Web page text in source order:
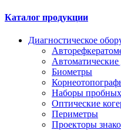
Каталог продукции
Диагностическое
Биометры
Наборы
Оптические
Периметры
Проекторы